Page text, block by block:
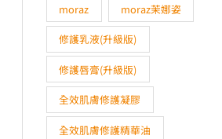
moraz moraz茉娜姿
修護乳液(升級版)
修護唇膏(升級版)
全效肌膚修護凝膠
全效肌膚修護精華油